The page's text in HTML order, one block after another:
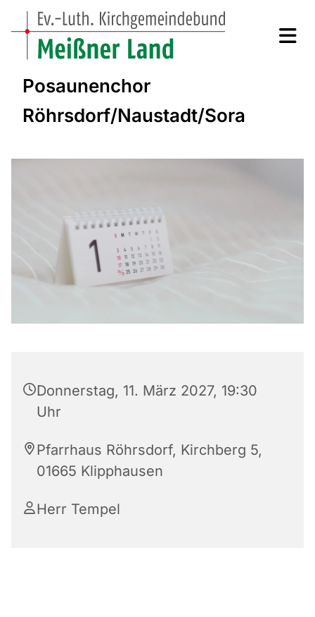
Posaunenchor
Röhrsdorf/Naustadt/Sora
Donnerstag, 11. März 2027, 19:30
Uhr
Pfarrhaus Röhrsdorf, Kirchberg 5,
01665 Klipphausen
Herr Tempel